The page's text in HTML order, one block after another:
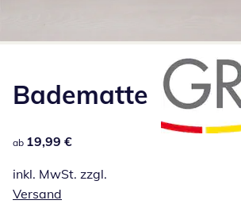
Badematte
19,99 €
ab 19,99 €
inkl. MwSt. zzgl.
Versand